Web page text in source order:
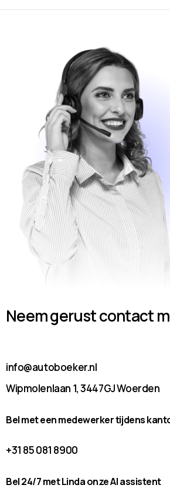
Neem gerust contact
info@autoboeker.nl
Wipmolenlaan 1, 3447GJ Woerden
Bel met een medewerker tijdens
+31 85 081 8900
Bel 24/7 met Linda onze AI assistent